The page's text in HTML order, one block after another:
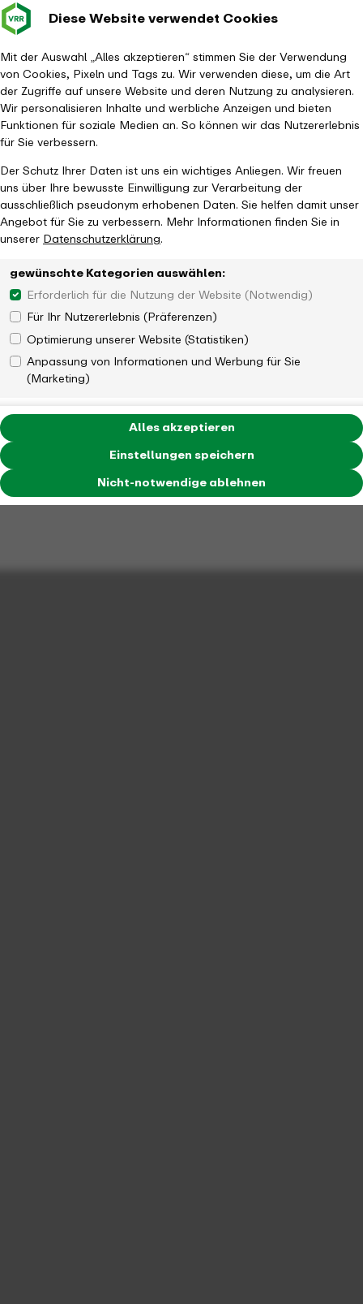
Diese Website verwendet Cookies
Mit der Auswahl „Alles akzeptieren“ stimmen Sie der Verwendung
von Cookies, Pixeln und Tags zu. Wir verwenden diese, um die Art
der Zugriffe auf unsere Website und deren Nutzung zu analysieren.
Wir personalisieren Inhalte und werbliche Anzeigen und bieten
Funktionen für soziale Medien an. So können wir das Nutzererlebnis
für Sie verbessern.
Der Schutz Ihrer Daten ist uns ein wichtiges Anliegen. Wir freuen
uns über Ihre bewusste Einwilligung zur Verarbeitung der
ausschließlich pseudonym erhobenen Daten. Sie helfen damit unser
Angebot für Sie zu verbessern. Mehr Informationen finden Sie in
unsererDatenschutzerklärung.
gewünschte Kategorien auswählen:
Erforderlich für die Nutzung der Website (Notwendig)
Für Ihr Nutzererlebnis (Präferenzen)
Optimierung unserer Website (Statistiken)
Anpassung von Informationen und Werbung für Sie
(Marketing)
Einstellungen speichern
Nicht-notwendige ablehnen
Alles akzeptieren
Verkehrsverbund Baustellen im
Leichte
Startseite Aktuelles Magazin VRR-Verbundbericht zieht Bilanz